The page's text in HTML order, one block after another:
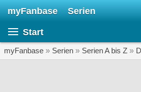
myFanbase Serien
Start
myFanbase » Serien » Serien A bis Z »
SERIEN